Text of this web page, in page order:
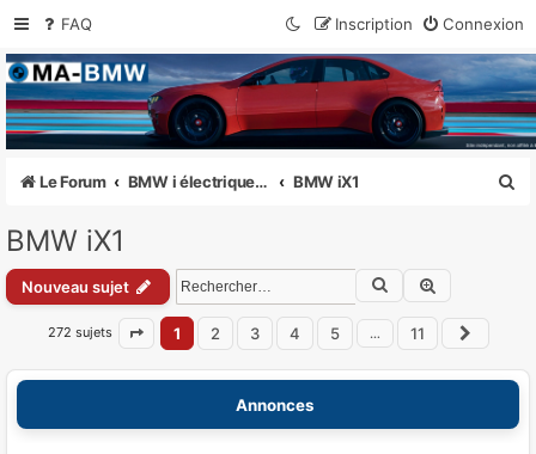
FAQ Connexion
Inscription
MA-BMW.com
Actualités, Essais et Communauté BMW
Le Forum BMW i électriques i3, i4, i7, iX1, iX2, iX3, iX BMW iX1
c
h
BMW iX1
Nouveau sujet Rechercher
272 sujets Page sur
1 2 3 4 5 … 11
Annonces